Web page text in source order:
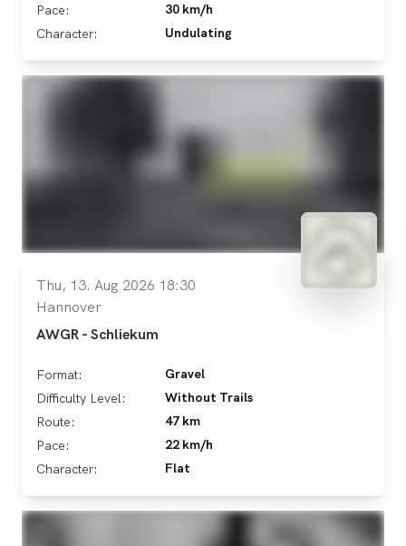
Pace:
30 km/h
Character:
Undulating
Thu, 13. Aug 2026 18:30
Hannover
AWGR - Schliekum
Format:
Gravel
Difficulty Level:
Without Trails
Route:
47 km
Pace:
22 km/h
Character:
Flat